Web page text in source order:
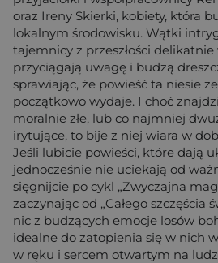
oraz Ireny Skierki, kobiety, która
lokalnym środowisku. Wątki
tajemnicy z przeszłości
przyciągają uwagę i budzą
sprawiając, że powieść ta niesie
początkowo wydaje. I choć
moralnie złe, lub co najmniej
irytujące, to bije z niej wiara w
Jeśli lubicie powieści, które dają
jednocześnie nie uciekają od
sięgnijcie po cykl „Zwyczajna
zaczynając od „Całego szczęścia
nic z budzących emocje losów
idealne do zatopienia się w nich
w ręku i sercem otwartym na